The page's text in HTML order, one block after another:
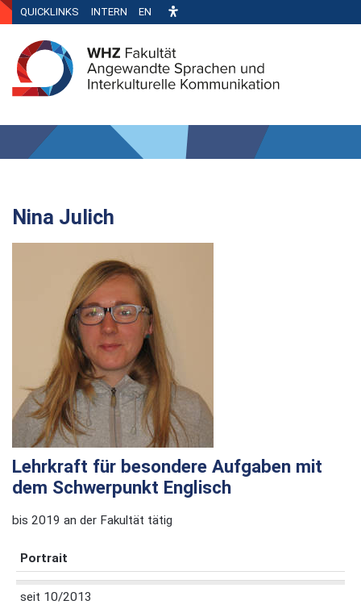
QUICKLINKS INTERN EN
Nina Julich
Lehrkraft für besondere Aufgaben mit
dem Schwerpunkt Englisch
bis 2019 an der Fakultät tätig
Portrait
seit 10/2013